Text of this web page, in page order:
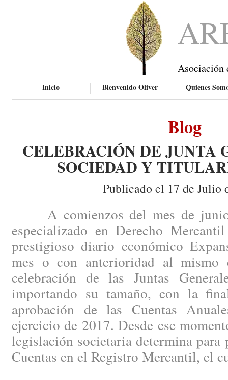
Asociación
Inicio Bienvenido Oliver Quienes
Blog
CELEBRACIÓN DE JUNTA
SOCIEDAD Y
Publicado el 17 de Julio
A comienzos del mes de junio,
especializado en Derecho
prestigioso diario económico
mes o con anterioridad al mismo
celebración de las Juntas
importando su tamaño, con la
aprobación de las Cuentas
ejercicio de 2017. Desde ese
legislación societaria determina para
Cuentas en el Registro Mercantil, el